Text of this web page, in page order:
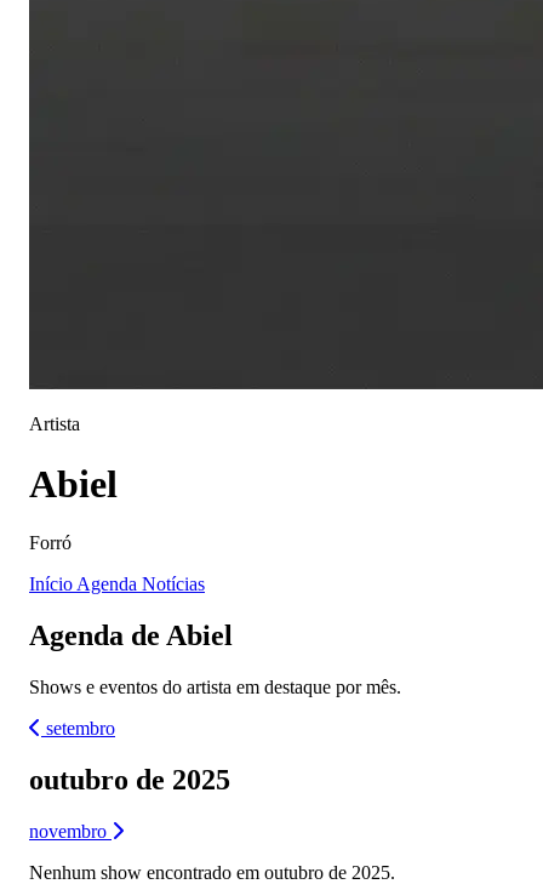
Artista
Abiel
Forró
Início Agenda Notícias
Agenda de Abiel
Shows e eventos do artista em destaque por mês.
setembro
outubro de 2025
novembro
Nenhum show encontrado em outubro de 2025.